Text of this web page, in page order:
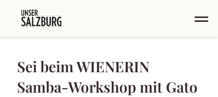
Sei beim WIENERIN
Samba-Workshop mit Gato